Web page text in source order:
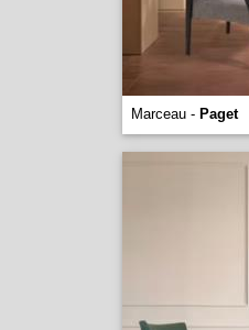
Marceau - Paget